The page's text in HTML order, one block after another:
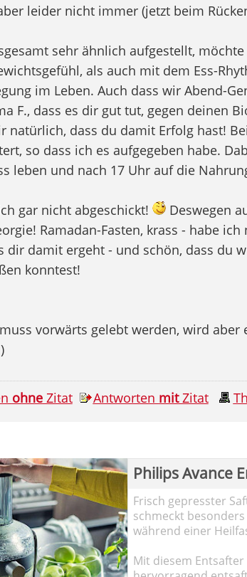
leider nicht immer (jetzt beim
sehr ähnlich aufgestellt,
als auch mit dem Ess-
im Leben. Auch dass wir Abend-
F., dass es dir gut tut, gegen deinen
natürlich, dass du damit Erfolg hast!
so dass ich es aufgegeben habe.
leben und nach 17 Uhr auf die
gar nicht abgeschickt!
Deswegen
Ramadan-Fasten, krass - habe
dir damit ergeht - und schön, dass du
konntest!
vorwärts gelebt werden, wird aber
ohneZitat Antworten mitZitat
Philips Avance
Frisch gepresster
schmeckt
während einer
Mit diesem